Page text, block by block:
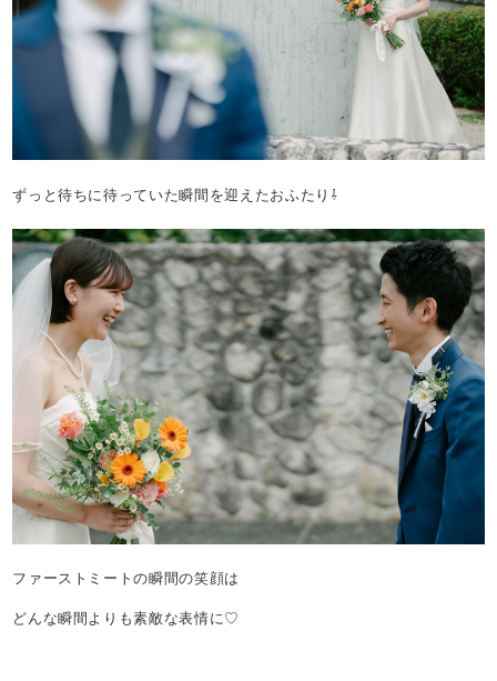
ずっと待ちに待っていた瞬間を迎えたおふたり⇩
ファーストミートの瞬間の笑顔は
どんな瞬間よりも素敵な表情に♡